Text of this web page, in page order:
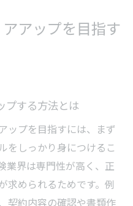
アップを目指す
プする方法とは
ップを目指すには、まず
をしっかり身につけるこ
業界は専門性が高く、正
求められるためです。例
契約内容の確認や書類作